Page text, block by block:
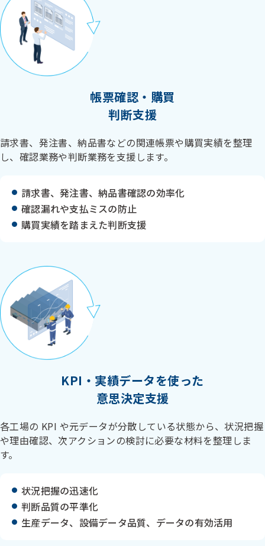
帳票確認・購買
判断支援
請求書、発注書、納品書などの関連帳票や購買実績を整理
し、確認業務や判断業務を支援します。
請求書、発注書、納品書確認の効率化
確認漏れや支払ミスの防止
購買実績を踏まえた判断支援
KPI・実績データを使った
意思決定支援
各工場の KPI や元データが分散している状態から、状況把握
や理由確認、次アクションの検討に必要な材料を整理しま
す。
状況把握の迅速化
判断品質の平準化
生産データ、設備データ品質、データの有効活用